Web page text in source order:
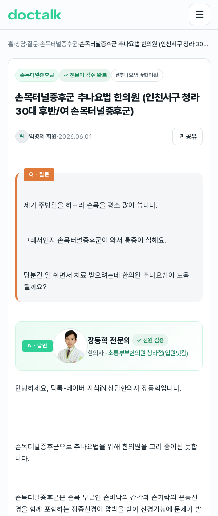
☰
홈›상담·질문›손목터널증후군›손목터널증후군 추나요법 한의원 (인천서구 청라 30…
손목터널증후군 ✓ 전문의 검수 완료 #추나요법 #한의원
손목터널증후군 추나요법 한의원 (인천서구 청라
30대 후반/여 손목터널증후군)
익 익명의 회원·2026.06.01 ↗ 공유
Q · 질문
제가 주방일을 하느라 손목을 평소 많이 씁니다.
그래서인지 손목터널증후군이 와서 통증이 심해요.
당분간 일 쉬면서 치료 받으려는데 한의원 추나요법이 도움
될까요?
장동혁 전문의 ✓ 신원 검증
한의사 · 소통부부한의원 청라점(입원닷컴)
A · 답변
안녕하세요, 닥톡-네이버 지식iN 상담한의사 장동혁입니다.
손목터널증후군으로 추나요법을 위해 한의원을 고려 중이신 듯합
니다.
손목터널증후군은 손목 부근인 손바닥의 감각과 손가락의 운동신
경을 함께 포함하는 정중신경이 압박을 받아 신경기능에 문제가 발